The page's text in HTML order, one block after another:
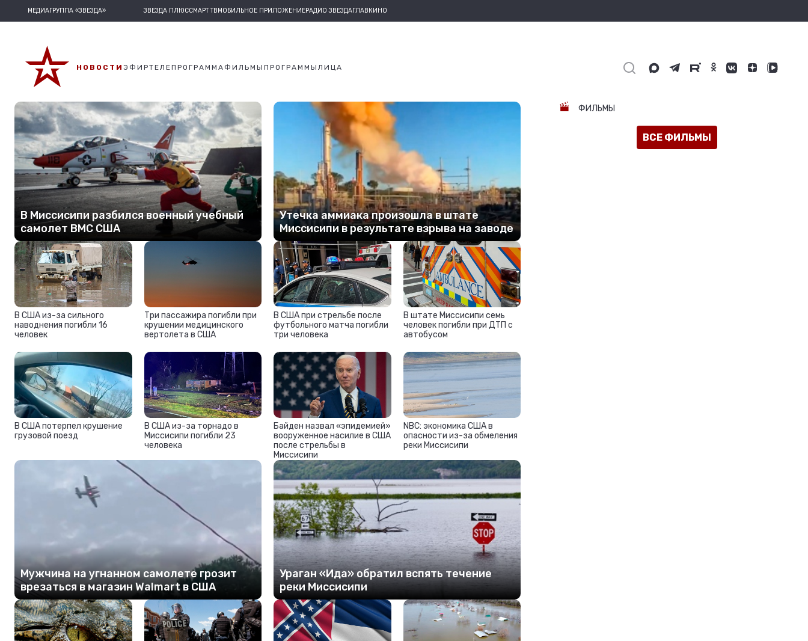
МЕДИАГРУППА «ЗВЕЗДА» ЗВЕЗДА ПЛЮССМАРТ ТВМОБИЛЬНОЕ ПРИЛОЖЕНИЕРАДИО ЗВЕЗДАГЛАВКИНО
НОВОСТИ ЭФИРТЕЛЕПРОГРАММАФИЛЬМЫ ПРОГРАММЫ ЛИЦА
В Миссисипи разбился военный учебный
самолет ВМС США
Утечка аммиака произошла в штате
Миссисипи в результате взрыва на заводе
В США из-за сильного
наводнения погибли 16
человек
Три пассажира погибли при
крушении медицинского
вертолета в США
В США при стрельбе после
футбольного матча погибли
три человека
В штате Миссисипи семь
человек погибли при ДТП с
автобусом
В США потерпел крушение
грузовой поезд
В США из-за торнадо в
Миссисипи погибли 23
человека
Байден назвал «эпидемией»
вооруженное насилие в США
после стрельбы в
Миссисипи
NBC: экономика США в
опасности из-за обмеления
реки Миссисипи
Мужчина на угнанном самолете грозит
врезаться в магазин Walmart в США
Ураган «Ида» обратил вспять течение
реки Миссисипи
ФИЛЬМЫ
ВСЕ ФИЛЬМЫ